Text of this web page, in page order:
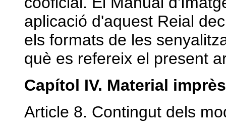
aplicació d'aquest Reial
els formats de les
què es refereix el present
Capítol IV. Material imprès
Article 8. Contingut dels